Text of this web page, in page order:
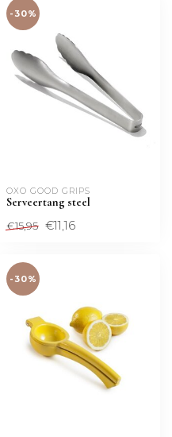
-30%
OXO GOOD GRIPS
Serveertang steel
€15,95 €11,16
-30%